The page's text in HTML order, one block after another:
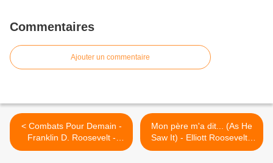
Commentaires
Ajouter un commentaire
< Combats Pour Demain -
Franklin D. Roosevelt -
Chapitre Premier - Dernière
Mon père m'a dit... (As He
Saw It) - Elliott Roosevelt -
Chapitre VI, dernière partie